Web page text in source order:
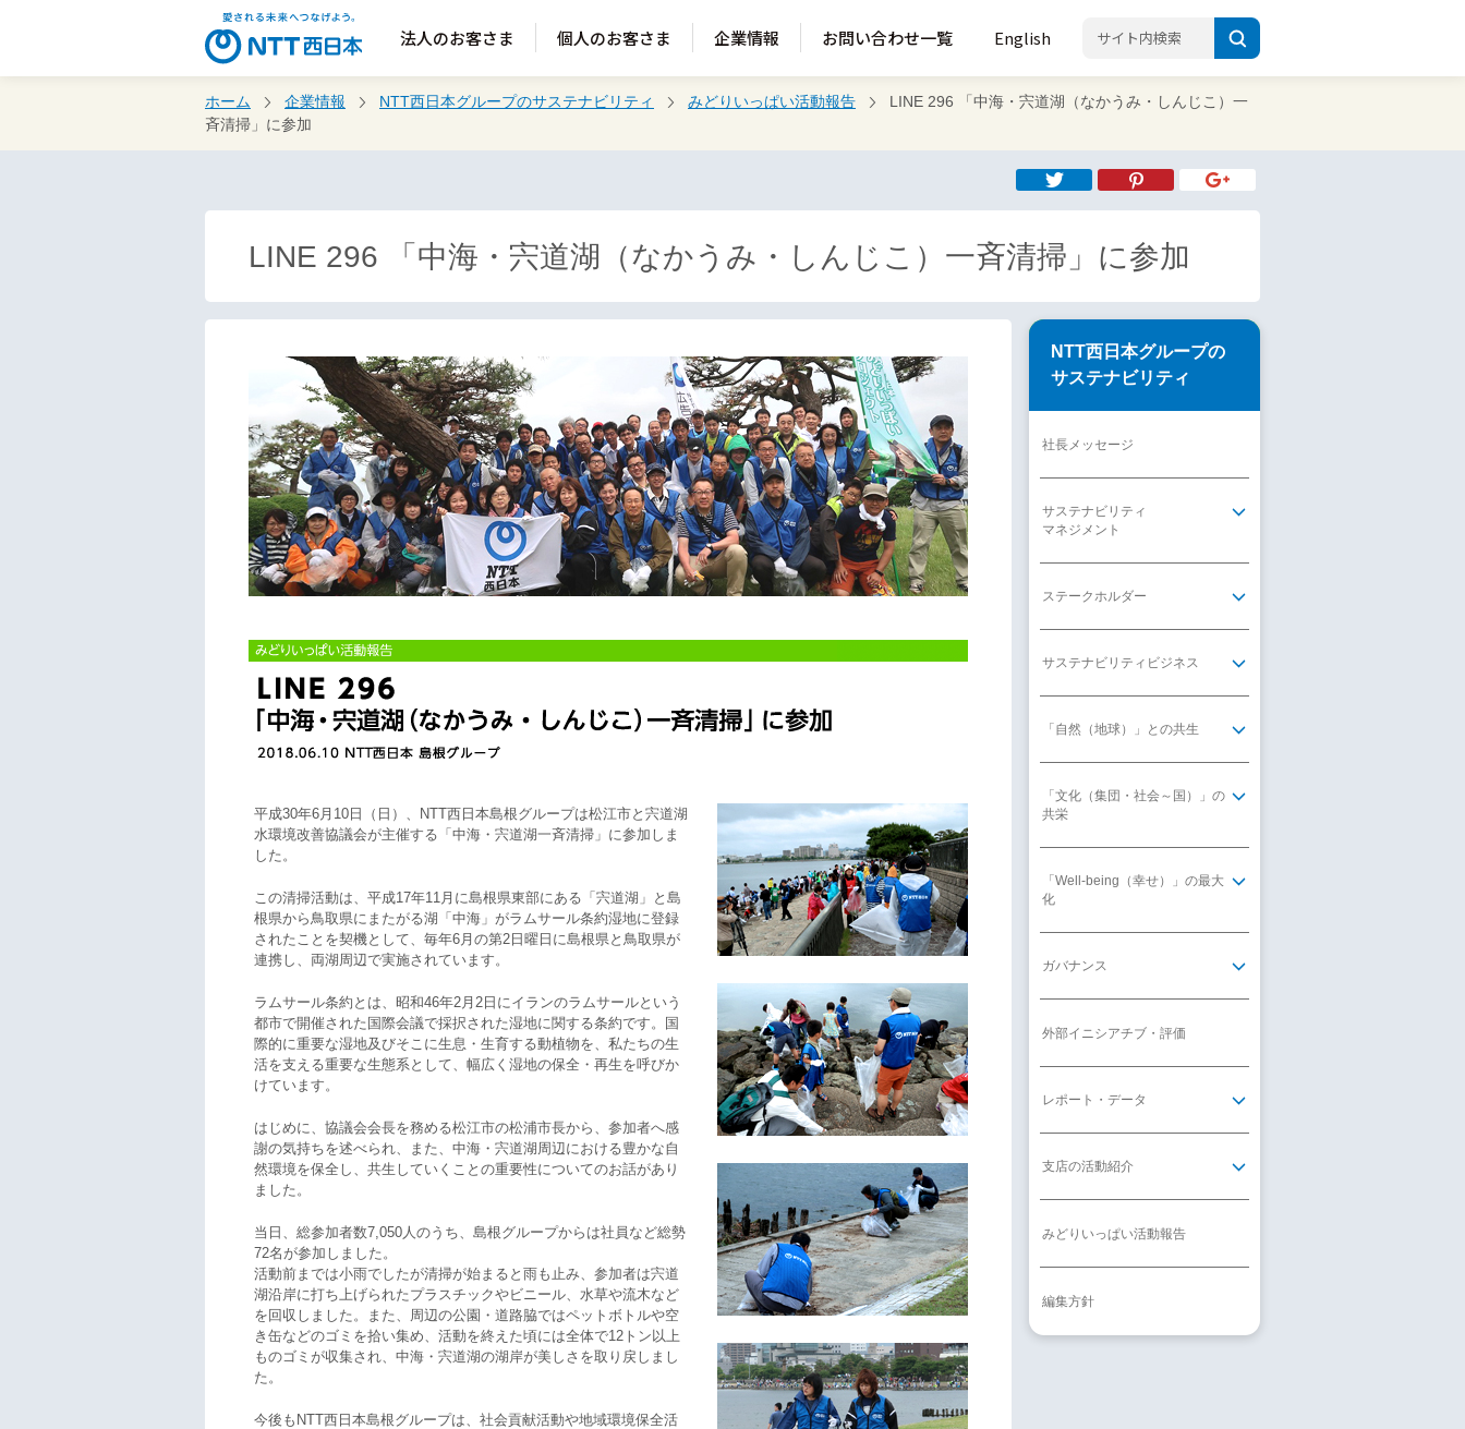
法人のお客さま 個人のお客さま 企業情報 お問い合わせ一覧 English
ホーム 企業情報 NTT西日本グループのサステナビリティ みどりいっぱい活動報告
LINE 296 「中海・宍道湖（なかうみ・しんじこ）一
斉清掃」に参加
LINE 296 「中海・宍道湖（なかうみ・しんじこ）一斉清掃」に参加
平成30年6月10日（日）、NTT西日本島根グループは松江市と宍道湖
水環境改善協議会が主催する「中海・宍道湖一斉清掃」に参加しま
した。
この清掃活動は、平成17年11月に島根県東部にある「宍道湖」と島
根県から鳥取県にまたがる湖「中海」がラムサール条約湿地に登録
されたことを契機として、毎年6月の第2日曜日に島根県と鳥取県が
連携し、両湖周辺で実施されています。
ラムサール条約とは、昭和46年2月2日にイランのラムサールという
都市で開催された国際会議で採択された湿地に関する条約です。国
際的に重要な湿地及びそこに生息・生育する動植物を、私たちの生
活を支える重要な生態系として、幅広く湿地の保全・再生を呼びか
けています。
はじめに、協議会会長を務める松江市の松浦市長から、参加者へ感
謝の気持ちを述べられ、また、中海・宍道湖周辺における豊かな自
然環境を保全し、共生していくことの重要性についてのお話があり
ました。
当日、総参加者数7,050人のうち、島根グループからは社員など総勢
72名が参加しました。
活動前までは小雨でしたが清掃が始まると雨も止み、参加者は宍道
湖沿岸に打ち上げられたプラスチックやビニール、水草や流木など
を回収しました。また、周辺の公園・道路脇ではペットボトルや空
き缶などのゴミを拾い集め、活動を終えた頃には全体で12トン以上
ものゴミが収集され、中海・宍道湖の湖岸が美しさを取り戻しまし
た。
今後もNTT西日本島根グループは、社会貢献活動や地域環境保全活
NTT西日本グループの
サステナビリティ
社長メッセージ
サステナビリティ
マネジメント
ステークホルダー
サステナビリティビジネス
「自然（地球）」との共生
「文化（集団・社会～国）」の
共栄
「Well-being（幸せ）」の最大
化
ガバナンス
外部イニシアチブ・評価
レポート・データ
支店の活動紹介
みどりいっぱい活動報告
編集方針